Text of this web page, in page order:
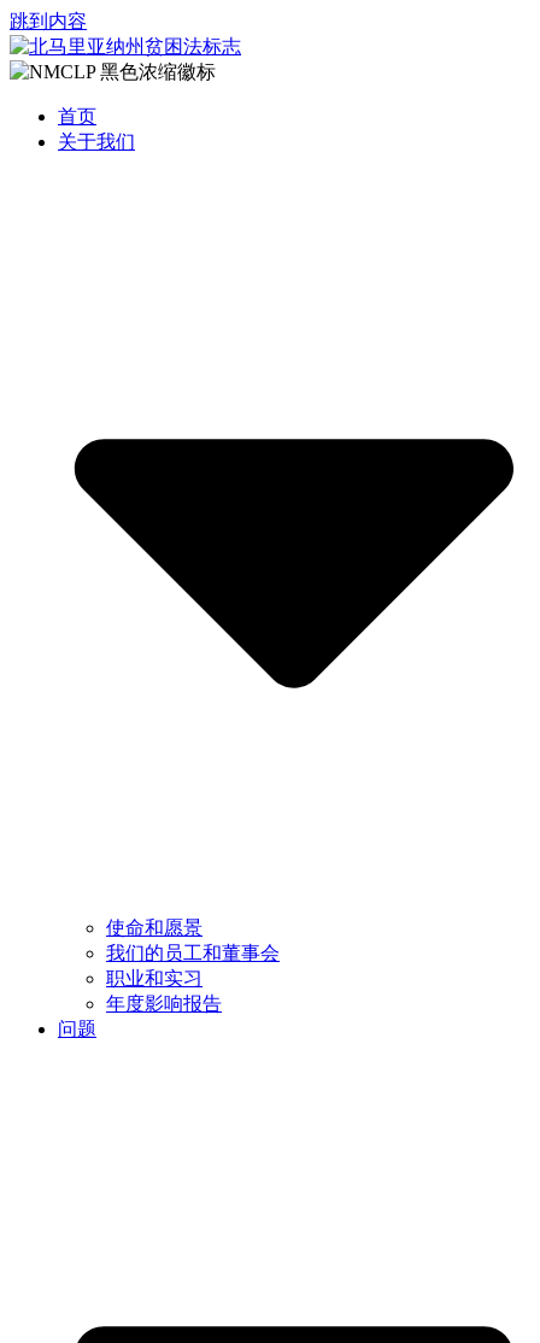
跳到内容
首页
关于我们
使命和愿景
我们的员工和董事会
职业和实习
年度影响报告
问题